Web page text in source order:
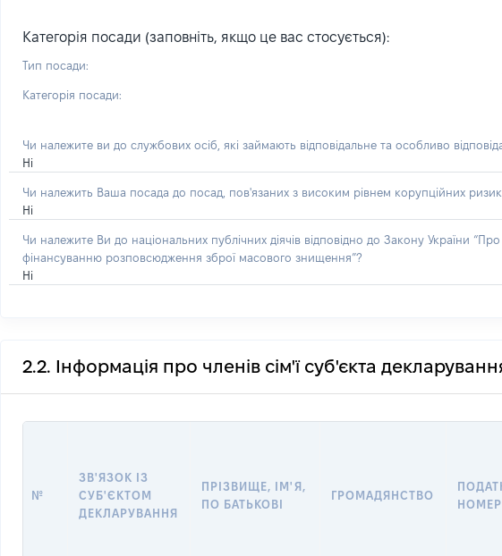
Категорія посади (заповніть, якщо це вас стосується):
Тип посади:
Категорія посади:
Чи належите ви до службових осіб, які займають відповідальне та особливо
Ні
Чи належить Ваша посада до посад, пов'язаних з високим рівнем корупційних
Ні
Чи належите Ви до національних публічних діячів відповідно до Закону України
фінансуванню розповсюдження зброї масового знищення”?
Ні
2.2. Інформація про членів сім'ї суб'єкта
№
ЗВ'ЯЗОК ІЗ
СУБ'ЄКТОМ
ДЕКЛАРУВАННЯ
ПРІЗВИЩЕ, ІМ'Я,
ПО БАТЬКОВІ
ГРОМАДЯНСТВО
НОМЕР